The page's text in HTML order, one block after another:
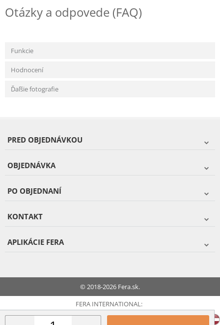
Otázky a odpovede (FAQ)
Funkcie
Hodnocení
Ďaľšie fotografie
PRED OBJEDNÁVKOU
OBJEDNÁVKA
PO OBJEDNANÍ
KONTAKT
APLIKÁCIE FERA
© 2018-2026 Fera.sk.
FERA INTERNATIONAL: